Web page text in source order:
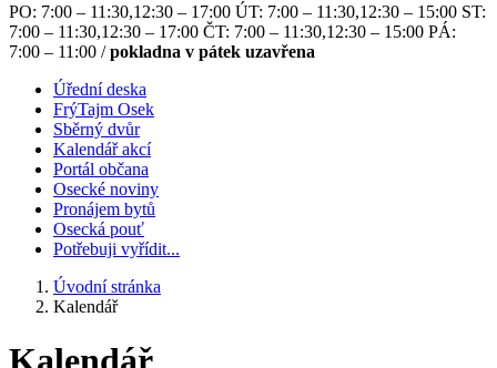
PO: 7:00 – 11:30,12:30 – 17:00 ÚT: 7:00 – 11:30,12:30 – 15:00 ST:
7:00 – 11:30,12:30 – 17:00 ČT: 7:00 – 11:30,12:30 – 15:00 PÁ:
7:00 – 11:00 /pokladna v pátek uzavřena
Úřední deska
FrýTajm Osek
Sběrný dvůr
Kalendář akcí
Portál občana
Osecké noviny
Pronájem bytů
Osecká pouť
Potřebuji vyřídit...
Úvodní stránka
Kalendář